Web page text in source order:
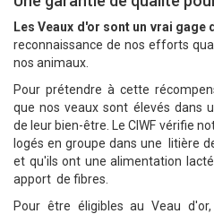
Les Veaux d'or sont un vrai gage
reconnaissance de nos efforts
nos animaux.
Pour prétendre à cette
que nos veaux sont élevés dans
de leur bien-être. Le CIWF vérifie
logés en groupe dans une litière
et qu'ils ont une alimentation
apport de fibres.
Pour être éligibles au Veau